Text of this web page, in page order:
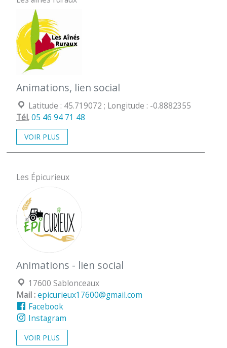
Animations, lien social
Coordonées géographiques :
Latitude : 45.719072 ; Longitude : -0.8882355
Tél.05 46 94 71 48
VOIR PLUS
Les Épicurieux
Animations - lien social
Localisation :
17600 Sablonceaux
Mail :epicurieux17600@gmail.com
Facebook
Instagram
VOIR PLUS